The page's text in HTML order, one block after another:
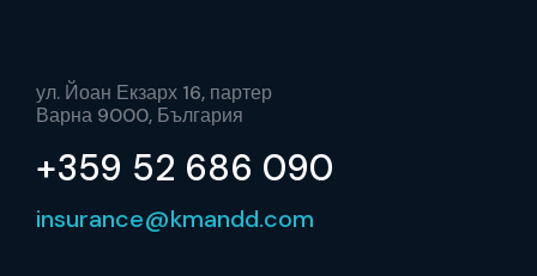
ул. Йоан Екзарх 16, партер
Варна 9000, България
+359 52 686 090
insurance@kmandd.com